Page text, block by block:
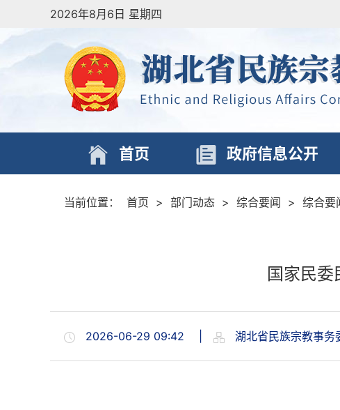
2026年8月6日 星期四
首页 政府信息公开
当前位置： 首页 > 部门动态 > 综合要闻 > 综合要
国家民
2026-06-29 09:42 湖北省民族宗教事务